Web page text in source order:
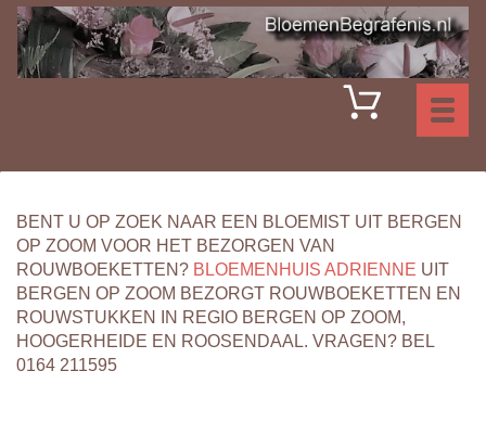
BENT U OP ZOEK NAAR EEN BLOEMIST UIT BERGEN
OP ZOOM VOOR HET BEZORGEN VAN
ROUWBOEKETTEN? BLOEMENHUIS ADRIENNE UIT
BERGEN OP ZOOM BEZORGT ROUWBOEKETTEN EN
ROUWSTUKKEN IN REGIO BERGEN OP ZOOM,
HOOGERHEIDE EN ROOSENDAAL. VRAGEN? BEL
0164 211595